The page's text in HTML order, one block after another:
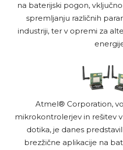
na baterijski pogon,
spremljanju različnih
industriji, ter v opremi za
Atmel® Corporation,
mikrokontrolerjev in rešitev
dotika, je danes
brezžične aplikacije na